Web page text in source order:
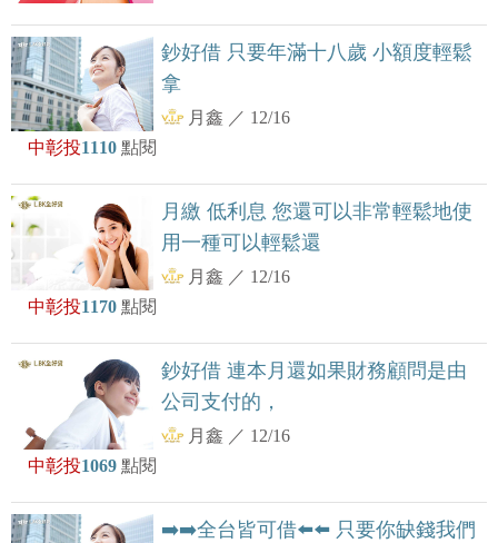
鈔好借 只要年滿十八歲 小額度輕鬆
拿
月鑫 ／ 12/16
中彰投1110 點閱
月繳 低利息 您還可以非常輕鬆地使
用一種可以輕鬆還
月鑫 ／ 12/16
中彰投1170 點閱
鈔好借 連本月還如果財務顧問是由
公司支付的，
月鑫 ／ 12/16
中彰投1069 點閱
➡️➡️全台皆可借⬅️⬅️ 只要你缺錢我們